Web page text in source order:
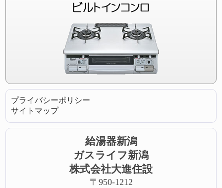
プライバシーポリシー
サイトマップ
給湯器新潟
ガスライフ新潟
株式会社大進住設
〒950-1212